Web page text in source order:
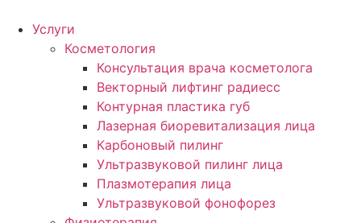
содержимому
Услуги
Косметология
Консультация врача косметолога
Векторный лифтинг радиесс
Контурная пластика губ
Лазерная биоревитализация лица
Карбоновый пилинг
Ультразвуковой пилинг лица
Плазмотерапия лица
Ультразвуковой фонофорез